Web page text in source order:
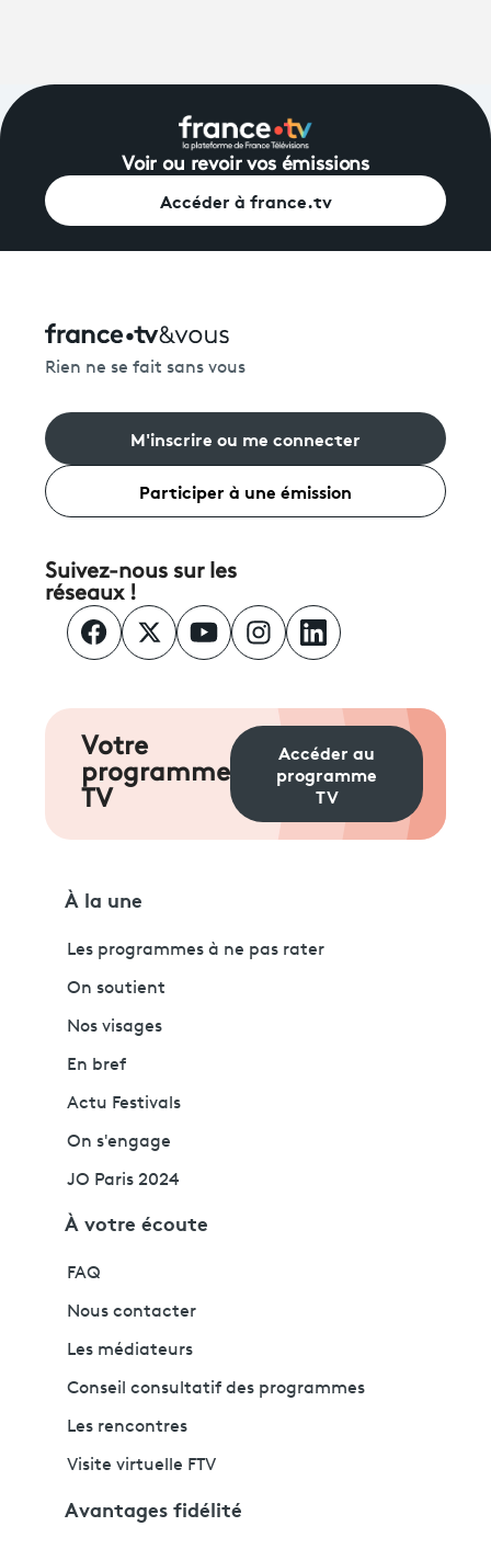
Voir ou revoir vos émissions
Accéder à france.tv
Rien ne se fait sans vous
M'inscrire ou me connecter
Participer à une émission
Suivez-nous sur les
réseaux !
Votre
programme
TV
Accéder au
programme
TV
À la une
Les programmes à ne pas rater
On soutient
Nos visages
En bref
Actu Festivals
On s'engage
JO Paris 2024
À votre écoute
FAQ
Nous contacter
Les médiateurs
Conseil consultatif des programmes
Les rencontres
Visite virtuelle FTV
Avantages fidélité